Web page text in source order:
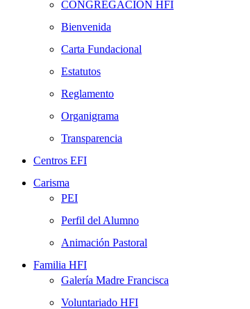
CONGREGACIÓN HFI
Bienvenida
Carta Fundacional
Estatutos
Reglamento
Organigrama
Transparencia
Centros EFI
Carisma
PEI
Perfil del Alumno
Animación Pastoral
Familia HFI
Galería Madre Francisca
Voluntariado HFI